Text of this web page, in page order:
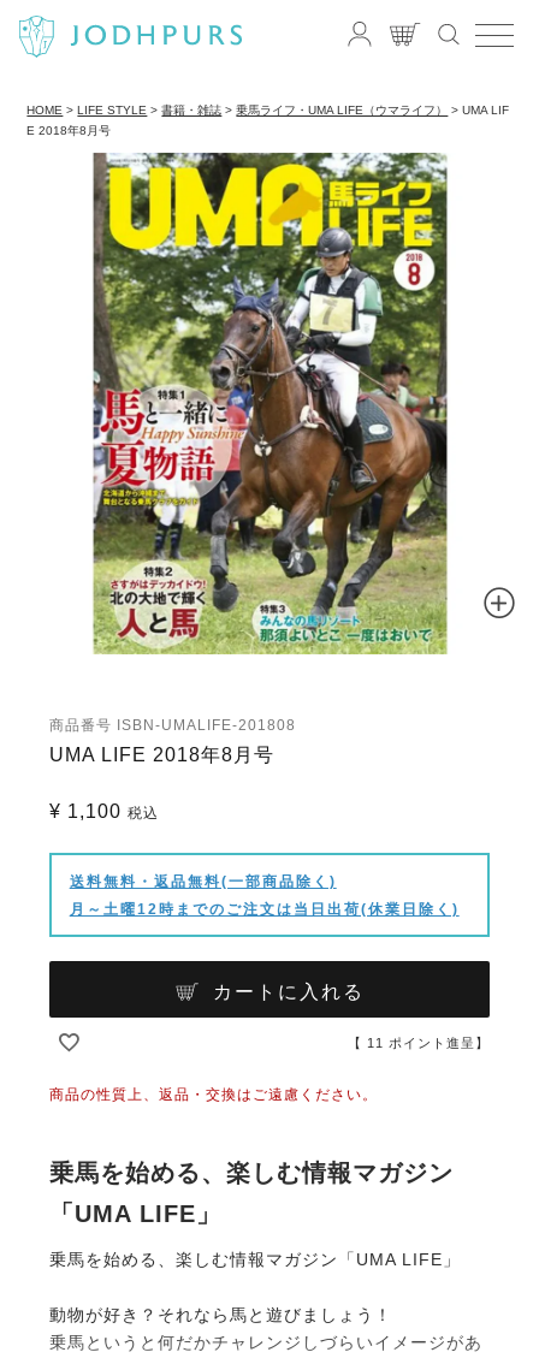
HOME LIFE STYLE 書籍・雑誌 乗馬ライフ・UMA LIFE（ウマライフ）
UMA LIF
E 2018年8月号
商品番号 ISBN-UMALIFE-201808
UMA LIFE 2018年8月号
¥ 1,100 税込
送料無料・返品無料(一部商品除く)
月～土曜12時までのご注文は当日出荷(休業日除く)
カートに入れる
【 11 ポイント進呈】
商品の性質上、返品・交換はご遠慮ください。
乗馬を始める、楽しむ情報マガジン
「UMA LIFE」
乗馬を始める、楽しむ情報マガジン「UMA LIFE」
動物が好き？それなら馬と遊びましょう！
乗馬というと何だかチャレンジしづらいイメージがあ